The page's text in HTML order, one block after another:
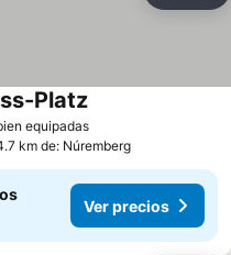
equipadas
Platz
km de: Núremberg
Ver precios